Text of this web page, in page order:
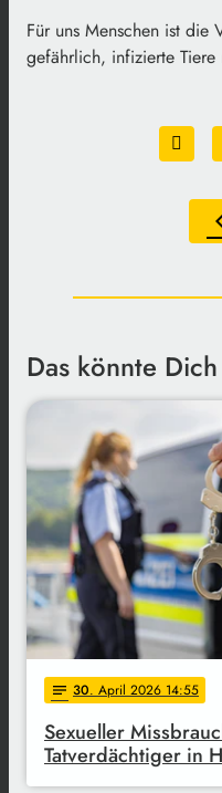
Für uns Menschen ist
gefährlich, infizierte Tiere
Das könnte
notes 30. April 2026 14:55
Sexueller
Tatverdächtiger in